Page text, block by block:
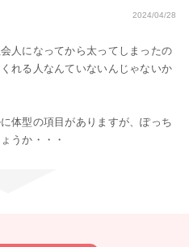
2024/04/28
人になってから太ってしまったの
れる人なんていないんじゃないか
体型の項目がありますが、ぽっち
うか・・・